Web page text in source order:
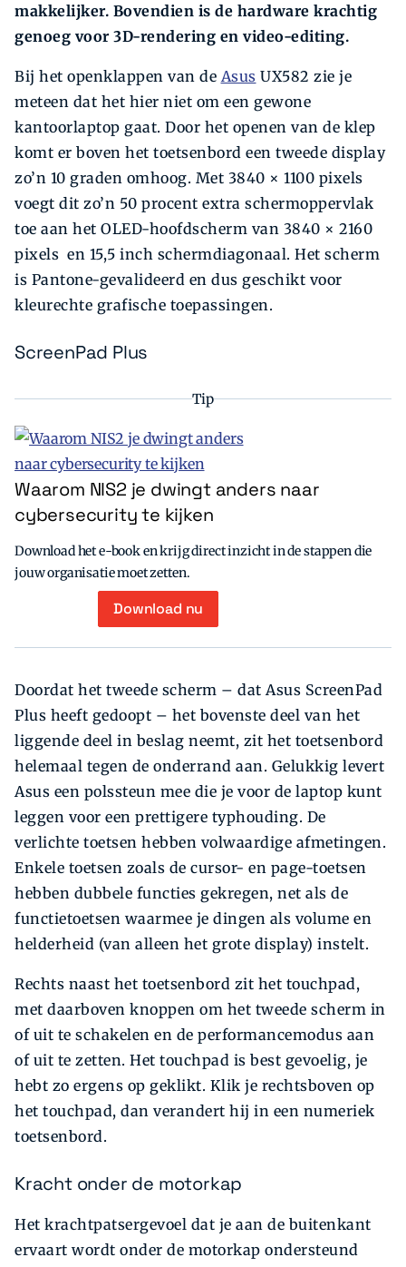
makkelijker. Bovendien is de hardware krachtig
genoeg voor 3D-rendering en video-editing.
Bij het openklappen van de Asus UX582 zie je
meteen dat het hier niet om een gewone
kantoorlaptop gaat. Door het openen van de klep
komt er boven het toetsenbord een tweede display
zo’n 10 graden omhoog. Met 3840 × 1100 pixels
voegt dit zo’n 50 procent extra schermoppervlak
toe aan het OLED-hoofdscherm van 3840 × 2160
pixels en 15,5 inch schermdiagonaal. Het scherm
is Pantone-gevalideerd en dus geschikt voor
kleurechte grafische toepassingen.
ScreenPad Plus
Tip
Waarom NIS2 je dwingt anders naar
cybersecurity te kijken
Download het e-book en krijg direct inzicht in de stappen die
jouw organisatie moet zetten.
Download nu
Doordat het tweede scherm – dat Asus ScreenPad
Plus heeft gedoopt – het bovenste deel van het
liggende deel in beslag neemt, zit het toetsenbord
helemaal tegen de onderrand aan. Gelukkig levert
Asus een polssteun mee die je voor de laptop kunt
leggen voor een prettigere typhouding. De
verlichte toetsen hebben volwaardige afmetingen.
Enkele toetsen zoals de cursor- en page-toetsen
hebben dubbele functies gekregen, net als de
functietoetsen waarmee je dingen als volume en
helderheid (van alleen het grote display) instelt.
Rechts naast het toetsenbord zit het touchpad,
met daarboven knoppen om het tweede scherm in
of uit te schakelen en de performancemodus aan
of uit te zetten. Het touchpad is best gevoelig, je
hebt zo ergens op geklikt. Klik je rechtsboven op
het touchpad, dan verandert hij in een numeriek
toetsenbord.
Kracht onder de motorkap
Het krachtpatsergevoel dat je aan de buitenkant
ervaart wordt onder de motorkap ondersteund